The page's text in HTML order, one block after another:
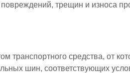
трещин и износа
средства, от
шин, соответствующих